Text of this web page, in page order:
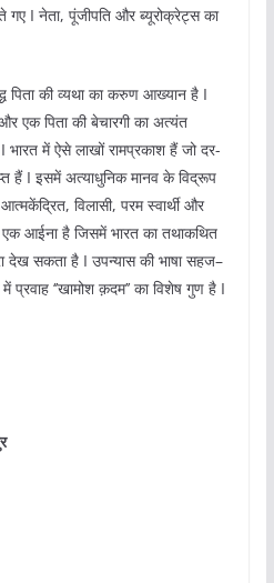
गए I नेता, पूंजीपति और ब्यूरोक्रेट्स का
पिता की व्यथा का करुण आख्यान है I
एक पिता की बेचारगी का अत्यंत
भारत में ऐसे लाखों रामप्रकाश हैं जो दर-
हैं I इसमें अत्याधुनिक मानव के विद्रूप
विलासी, परम स्वार्थी और
आईना है जिसमें भारत का तथाकथित
देख सकता है I उपन्यास की भाषा सहज–
‘’खामोश क़दम’’ का विशेष गुण है I